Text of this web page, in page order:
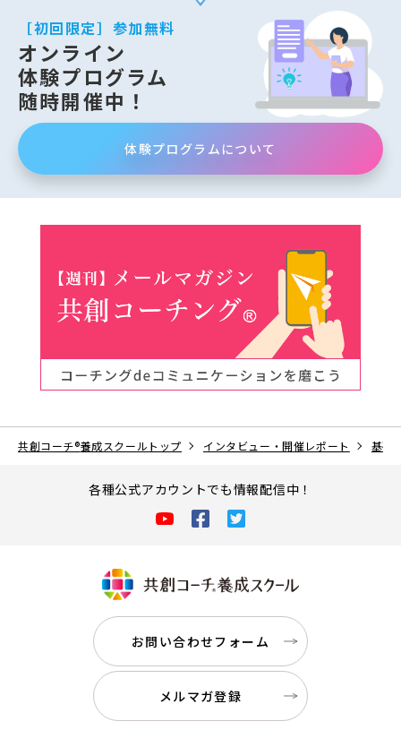
［初回限定］参加無料
オンライン
体験プログラム
随時開催中！
体験プログラムについて
共創コーチ®養成スクールトップ インタビュー・開催レポート 基礎
各種公式アカウントでも情報配信中！
お問い合わせフォーム
メルマガ登録